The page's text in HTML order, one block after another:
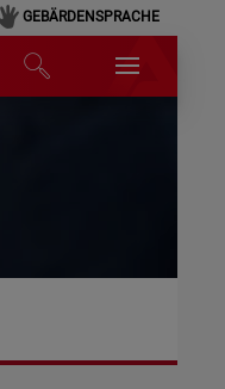
GEBÄRDENSPRACHE